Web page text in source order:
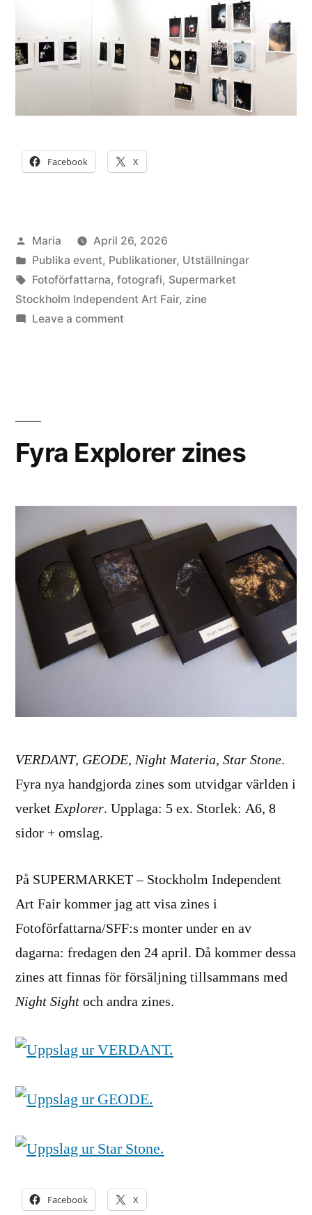
Facebook X
Posted
by
Maria
April 26, 2026
Posted
in
Publika event, Publikationer, Utställningar
Tags:
Fotoförfattarna, fotografi, Supermarket
Stockholm Independent Art Fair, zine
Leave a commenton
Fotoförfattarna/SFF
Fyra Explorer zines
VERDANT, GEODE, Night Materia, Star Stone.
Fyra nya handgjorda zines som utvidgar världen i
verketExplorer. Upplaga: 5 ex. Storlek: A6, 8
sidor + omslag.
På SUPERMARKET – Stockholm Independent
Art Fair kommer jag att visa zines i
Fotoförfattarna/SFF:s monter under en av
dagarna: fredagen den 24 april. Då kommer dessa
zines att finnas för försäljning tillsammans med
Night Sight och andra zines.
Facebook X